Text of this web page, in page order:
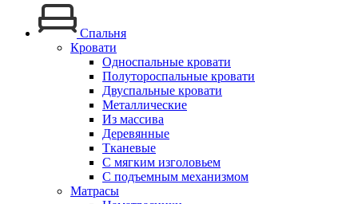
Спальня
Кровати
Односпальные кровати
Полутороспальные кровати
Двуспальные кровати
Металлические
Из массива
Деревянные
Тканевые
С мягким изголовьем
С подъемным механизмом
Матрасы